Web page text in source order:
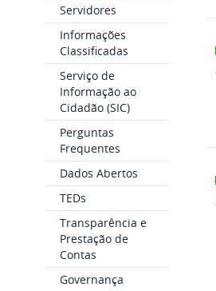
Servidores
Informações
Classificadas
Serviço de
Informação ao
Cidadão (SIC)
Perguntas
Frequentes
Dados Abertos
TEDs
Transparência e
Prestação de
Contas
Governança